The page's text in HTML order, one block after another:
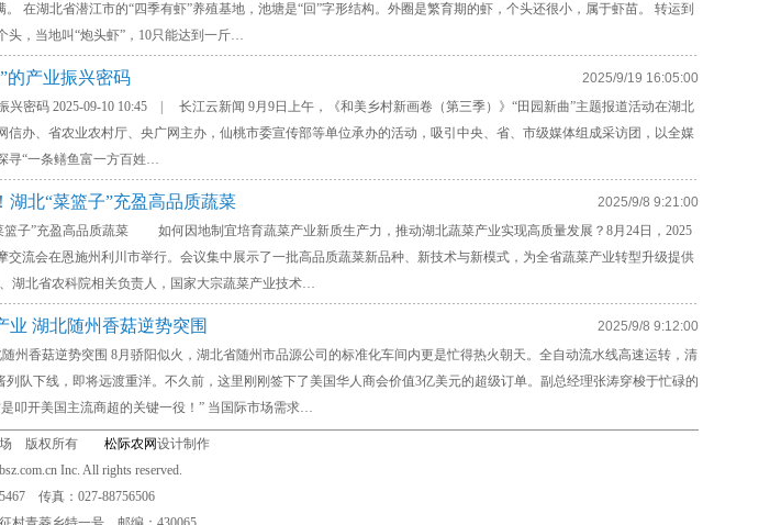
在湖北省潜江市的“四季有虾”养殖基地，池塘是“回”字形结构。外圈是繁育期的虾，个头还很小，属于虾苗。 转运到
头，当地叫“炮头虾”，10只能达到一斤…
的产业振兴密码
2025/9/19 16:05:00
密码 2025-09-10 10:45 | 长江云新闻 9月9日上午，《和美乡村新画卷（第三季）》“田园新曲”主题报道活动在湖北
办、省农业农村厅、央广网主办，仙桃市委宣传部等单位承办的活动，吸引中央、省、市级媒体组成采访团，以全媒
寻“一条鳝鱼富一方百姓…
湖北“菜篮子”充盈高品质蔬菜
2025/9/8 9:21:00
”充盈高品质蔬菜 如何因地制宜培育蔬菜产业新质生产力，推动湖北蔬菜产业实现高质量发展？8月24日，2025
流会在恩施州利川市举行。会议集中展示了一批高品质蔬菜新品种、新技术与新模式，为全省蔬菜产业转型升级提供
北省农科院相关负责人，国家大宗蔬菜产业技术…
业 湖北随州香菇逆势突围
2025/9/8 9:12:00
香菇逆势突围 8月骄阳似火，湖北省随州市品源公司的标准化车间内更是忙得热火朝天。全自动流水线高速运转，清
队下线，即将远渡重洋。不久前，这里刚刚签下了美国华人商会价值3亿美元的超级订单。副总经理张涛穿梭于忙碌的
叩开美国主流商超的关键一役！” 当国际市场需求…
场 版权所有 松际农网设计制作
Inc. All rights reserved.
传真：027-88756506